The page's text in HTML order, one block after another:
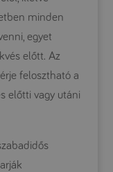
minden
egyet
előtt. Az
felosztható a
előtti vagy utáni